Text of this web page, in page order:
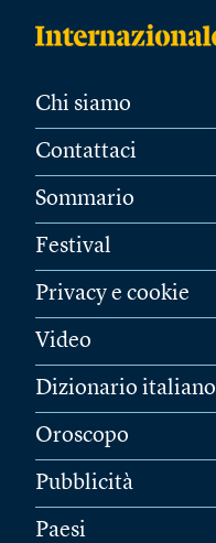
Chi siamo
Contattaci
Sommario
Festival
Privacy e cookie
Video
Dizionario italiano
Oroscopo
Pubblicità
Paesi